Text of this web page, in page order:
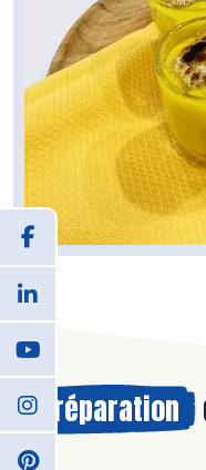
Préparation